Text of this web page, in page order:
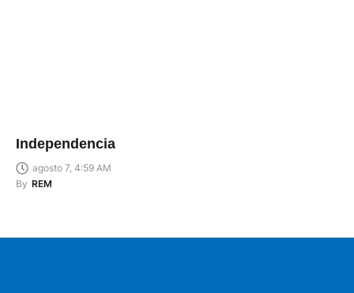
Independencia
agosto 7, 4:59 AM
By REM